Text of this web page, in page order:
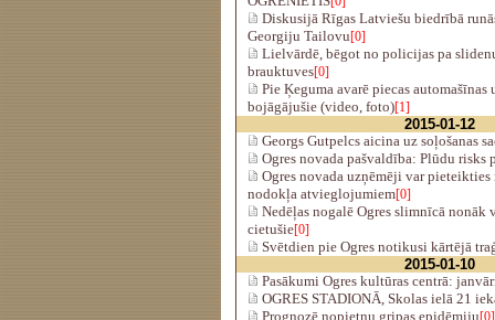
Diskusijā Rīgas Latviešu biedrībā
Georgiju Tailovu[0]
Lielvārdē, bēgot no policijas pa
brauktuves[0]
Pie Ķeguma avarē piecas
bojāgājušie (video, foto)[1]
2015-01-12
Georgs Gutpelcs aicina uz soļošanas
Ogres novada pašvaldība: Plūdu risks
Ogres novada uzņēmēji var pieteikties
nodokļa atvieglojumiem[0]
Nedēļas nogalē Ogres slimnīcā nonāk
cietušie[0]
Svētdien pie Ogres notikusi kārtējā
2015-01-10
Pasākumi Ogres kultūras centrā:
OGRES STADIONĀ, Skolas ielā 21
Prognozē nopietnu gripas epidēmiju[0]